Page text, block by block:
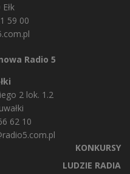
59 00
Radio 5
2 lok. 1.2
62 10
KONKURSY
LUDZIE RADIA